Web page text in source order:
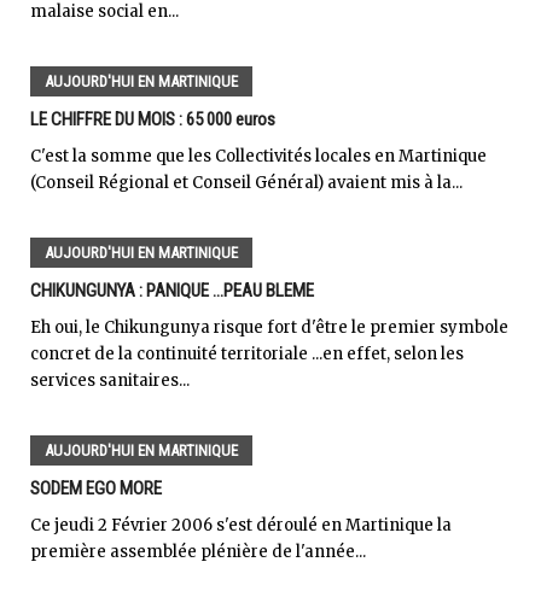
malaise social en...
AUJOURD'HUI EN MARTINIQUE
LE CHIFFRE DU MOIS : 65 000 euros
C'est la somme que les Collectivités locales en Martinique
(Conseil Régional et Conseil Général) avaient mis à la...
AUJOURD'HUI EN MARTINIQUE
CHIKUNGUNYA : PANIQUE ...PEAU BLEME
Eh oui, le Chikungunya risque fort d'être le premier symbole
concret de la continuité territoriale ...en effet, selon les
services sanitaires...
AUJOURD'HUI EN MARTINIQUE
SODEM EGO MORE
Ce jeudi 2 Février 2006 s'est déroulé en Martinique la
première assemblée plénière de l'année...